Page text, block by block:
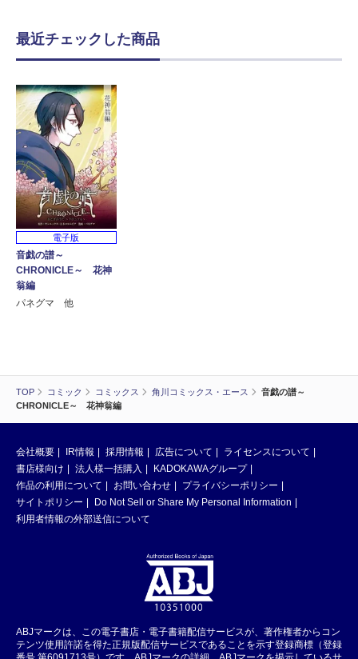
TOP コミック コミックス 角川コミックス・エース
音戯の譜～
CHRONICLE～ 花神翁編
最近チェックした商品
電子版
音戯の譜～
CHRONICLE～ 花神
翁編
パネグマ 他
会社概要 IR情報 採用情報 広告について
ライセンスについて
書店様向け
法人様一括購入
KADOKAWAグループ
作品の利用について
お問い合わせ
プライバシーポリシー
サイトポリシー
Do Not Sell or Share My Personal Information
利用者情報の外部送信について
ABJマークは、この電子書店・電子書籍配信サービスが、著作権者からコン
テンツ使用許諾を得た正規版配信サービスであることを示す登録商標（登録